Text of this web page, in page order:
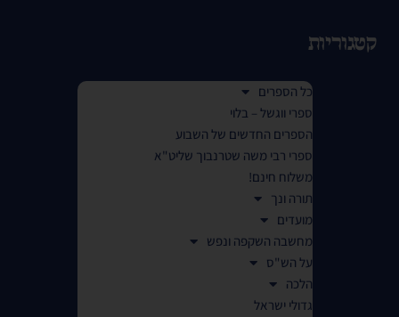
קטגוריות
כל הספרים
ספרי ווגשל – בלוי
הספרים החדשים של השבוע
ספרי רבי משה שטרנבוך שליט"א
משלוח חינם!
תורה ונך
מועדים
מחשבה השקפה ונפש
על הש"ס
הלכה
גדולי ישראל